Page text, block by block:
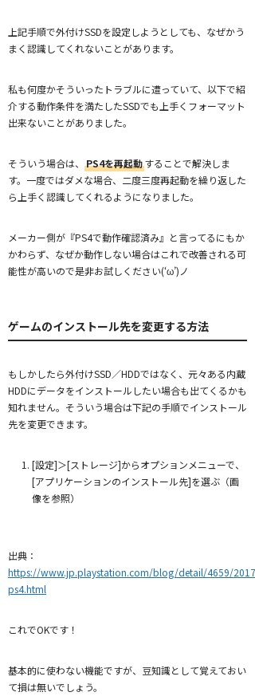
上記手順で外付けSSDを設定しようとしても、なぜかう
まく認識してくれないことがあります。
私も何度かそういったトラブルに遭っていて、以下で紹
介する動作条件を満たしたSSDでも上手くフォーマット
出来ないことがありました。
そういう場合は、 PS4を再起動することで解決しま
す。一度ではダメな場合、二度三度再起動を繰り返した
ら上手く認識してくれるようになりました。
メーカー側が『PS4で動作確認済み』と言ってるにもか
かわらず、なぜか動作しない場合はこれで改善される可
能性が高いので是非お試しください(‘ω’)ノ
ゲームのインストール先を変更する方法
もしかしたら外付けSSD／HDDではなく、元々ある内蔵
HDDにデータをインストールしたい場合も出てくるかも
知れません。そういう場合は下記の手順でインストール
先を変更できます。
[設定]＞[ストレージ]からオプションメニューで、
[アプリケーションのインストール先]を選ぶ（画
像を参照）
出典：
https://www.jp.playstation.com/blog/detail/4659/
ps4.html
これでOKです！
基本的に使わない機能ですが、豆知識として覚えておい
て損は無いでしょう。